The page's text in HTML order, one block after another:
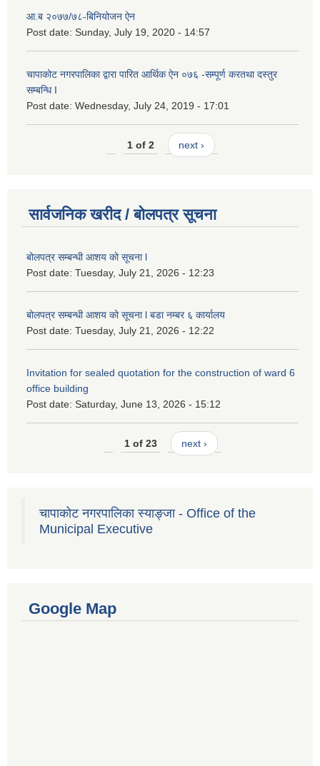
आ.ब २०७७/७८-बिनियोजन ऐन
Post date: Sunday, July 19, 2020 - 14:57
चापाकोट नगरपालिका द्वारा पारित आर्थिक ऐन ०७६ -सम्पूर्ण करतथा दस्तुर
सम्बन्धि I
Post date: Wednesday, July 24, 2019 - 17:01
1 of 2 next ›
सार्वजनिक खरीद / बोलपत्र सूचना
बोलपत्र सम्बन्धी आशय को सूचना l
Post date: Tuesday, July 21, 2026 - 12:23
बोलपत्र सम्बन्धी आशय को सूचना l बडा नम्बर ६ कार्यालय
Post date: Tuesday, July 21, 2026 - 12:22
Invitation for sealed quotation for the construction of ward 6
office building
Post date: Saturday, June 13, 2026 - 15:12
1 of 23 next ›
चापाकोट नगरपालिका स्याङ्जा - Office of the
Municipal Executive
Google Map